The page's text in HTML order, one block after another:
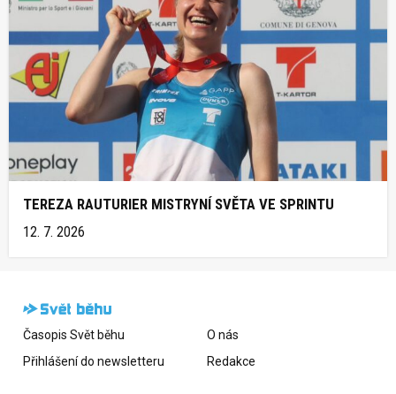
TEREZA RAUTURIER MISTRYNÍ SVĚTA VE SPRINTU
12. 7. 2026
Časopis Svět běhu
Přihlášení do newsletteru
O nás
Redakce